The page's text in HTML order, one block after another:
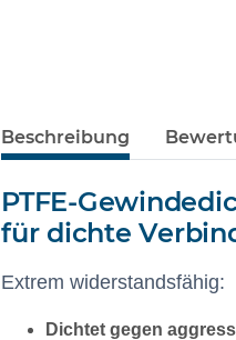
Beschreibung
PTFE-
für dichte
Extrem widerstandsfähig:
Dichtet gegen